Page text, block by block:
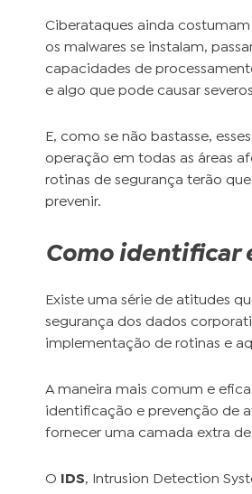
Ciberataques ainda
os malwares se instalam,
capacidades de
e algo que pode causar
E, como se não bastasse,
operação em todas as áreas
rotinas de segurança terão
prevenir.
Como identificar
Existe uma série de atitudes
segurança dos dados
implementação de rotinas e
A maneira mais comum e
identificação e prevenção de
fornecer uma camada extra
O IDS, Intrusion Detection